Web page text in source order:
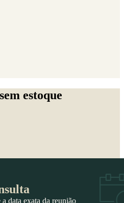
estoque
data exata da reunião